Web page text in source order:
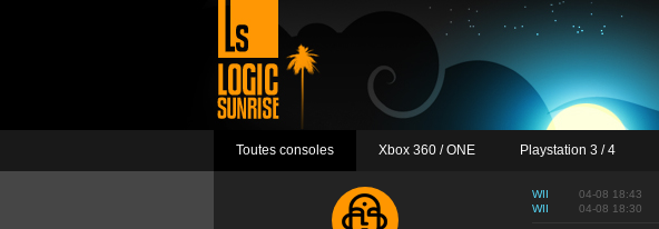
Toutes consoles Xbox 360 / ONE Playstation 3 / 4
WII 04-08 18:43
WII
04-08 18:30